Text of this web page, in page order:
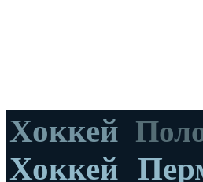
Хоккей
Хоккей